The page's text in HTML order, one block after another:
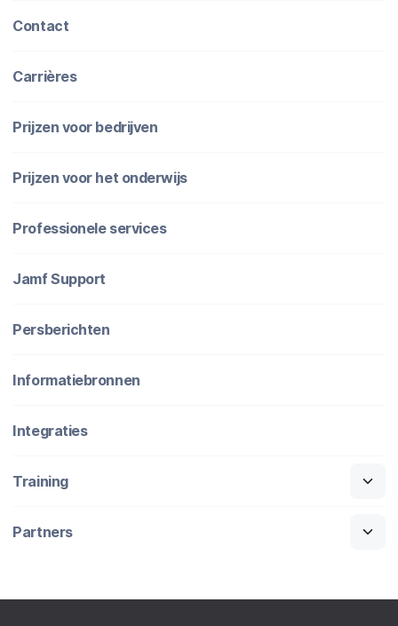
Contact
Carrières
Prijzen voor bedrijven
Prijzen voor het onderwijs
Professionele services
Jamf Support
Persberichten
Informatiebronnen
Integraties
Training
Partners